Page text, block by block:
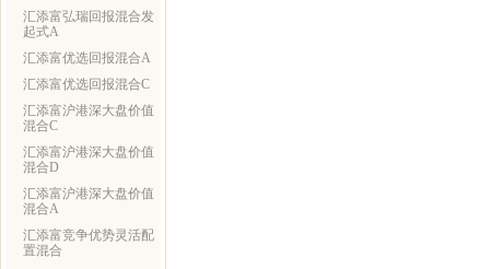
汇添富弘瑞回报混合发
起式A
汇添富优选回报混合A
汇添富优选回报混合C
汇添富沪港深大盘价值
混合C
汇添富沪港深大盘价值
混合D
汇添富沪港深大盘价值
混合A
汇添富竞争优势灵活配
置混合